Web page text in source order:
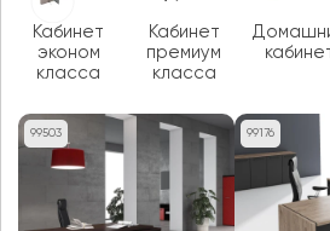
99503 99176
Кабинет
эконом
класса
Кабинет
премиум
класса